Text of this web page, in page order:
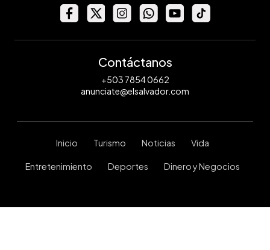
Contáctanos
+503 7854 0662
anunciate@elsalvador.com
Inicio Turismo Noticias Vida
Entretenimiento Deportes Dinero y Negocios